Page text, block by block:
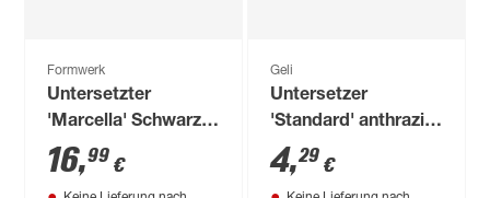
Formwerk
Untersetzter
'Marcella' Schwarz
Granit Ø 45 x 4,1 cm
16,99 €
Geli
Untersetzer
'Standard' anthrazit
Ø 30 cm
4,29 €